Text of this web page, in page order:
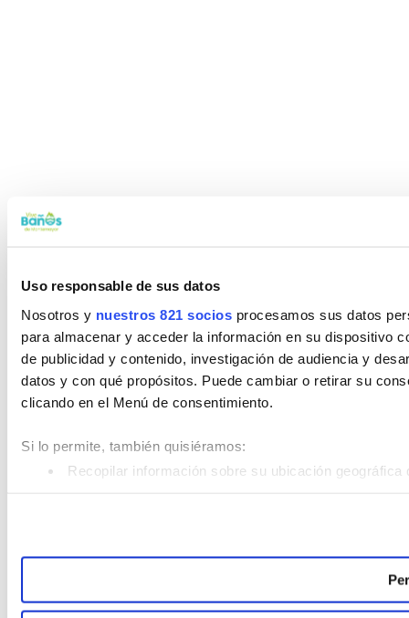
Uso responsable de sus datos
Nosotros y nuestros 821 socios procesamos sus datos
para almacenar y acceder la información en su dispositivo
de publicidad y contenido, investigación de audiencia y
datos y con qué propósitos. Puede cambiar o retirar su
clicando en el Menú de consentimiento.
Si lo permite, también quisiéramos:
Recopilar información sobre su ubicación
Las cookies de este sitio web se usan para personalizar
analizar el tráfico. Además, compartimos información